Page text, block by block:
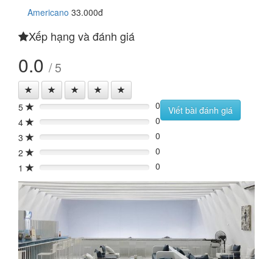
Americano 33.000đ
Xếp hạng và đánh giá
0.0 / 5
5 0%
0
4
0%
0
3
0%
0
2
0%
0
1
0% 0
Viết bài đánh giá